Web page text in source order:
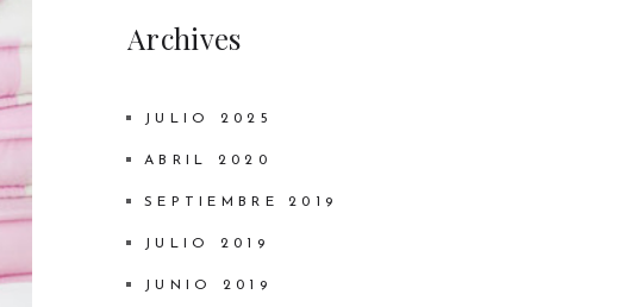
Archives
JULIO 2025
ABRIL 2020
SEPTIEMBRE 2019
JULIO 2019
JUNIO 2019